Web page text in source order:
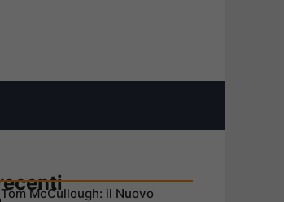
Tom McCullough: il Nuovo